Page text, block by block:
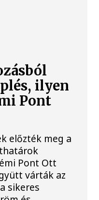
ilyen
Pont
előzték meg a
Pont Ott
várták az
sikeres